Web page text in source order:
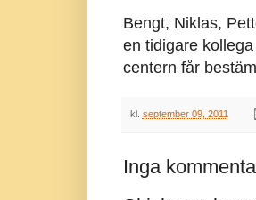
Bengt, Niklas,
en tidigare
centern får
kl. september 09, 2011
Inga